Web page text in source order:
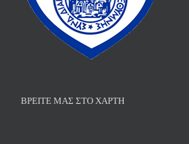
ΒΡΕΊΤΕ ΜΑΣ ΣΤΟ ΧΆΡΤΗ